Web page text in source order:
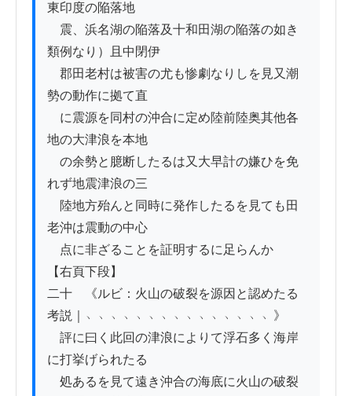
東印度の陥落地
震、浜名湖の陥落及十和田湖の陥落の如き
類例なり）且中閉伊
郡田老村は被害の尤も惨劇なりしを見又潮
勢の動作に拠て直
に震源を同村の沖合に定め陸前陸奥其他各
地の大津浪を本地
の余勢と臆断したるは又大早計の嫌ひを免
れず地震津浪の三
陸地方殆んと同時に発作したるを見ても田
老沖は震動の中心
点に非ざることを証明するに足らんか
【右頁下段】
二十　《ルビ：火山の破裂を源因と認めたる
考説｜﹅﹅﹅﹅﹅﹅﹅﹅﹅﹅﹅﹅﹅﹅﹅》
評に曰く此回の津浪によりて浮石多く海岸
に打挙げられたる
処あるを見て遠き沖合の海底に火山の破裂